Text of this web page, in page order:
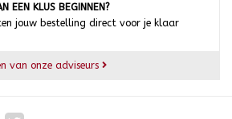
EEN KLUS BEGINNEN?
jouw bestelling direct voor je klaar
van onze adviseurs